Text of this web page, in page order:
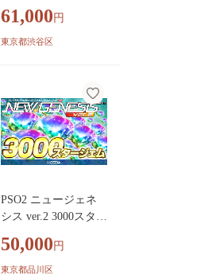
【自動 調理 ポット
豆乳 おかゆ ポタージ
61,000 円
東京都渋谷区
PSO2 ニュージェネ
シス ver.2 3000スター
セガ SEGA アイテム
コード コード オンラ
50,000 円
東京都品川区